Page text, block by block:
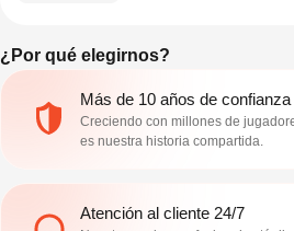
¿Por qué elegirnos?
Más de 10 años de confianza
Creciendo con millones de
es nuestra historia compartida.
Atención al cliente 24/7